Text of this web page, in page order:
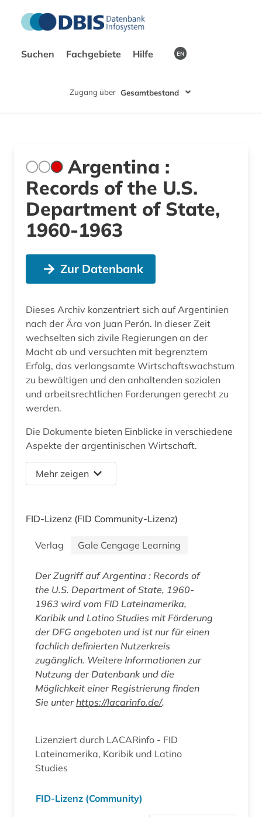
Suchen Fachgebiete Hilfe EN
Zugang über Gesamtbestand
Argentina :
Records of the U.S.
Department of State,
1960-1963
Zur Datenbank
Dieses Archiv konzentriert sich auf Argentinien
nach der Ära von Juan Perón. In dieser Zeit
wechselten sich zivile Regierungen an der
Macht ab und versuchten mit begrenztem
Erfolg, das verlangsamte Wirtschaftswachstum
zu bewältigen und den anhaltenden sozialen
und arbeitsrechtlichen Forderungen gerecht zu
werden.
Die Dokumente bieten Einblicke in verschiedene
Aspekte der argentinischen Wirtschaft.
Mehr zeigen
FID-Lizenz (FID Community-Lizenz)
Verlag Gale Cengage Learning
Der Zugriff aufArgentina : Records of
the U.S. Department of State, 1960-
1963 wird vom FID Lateinamerika,
Karibik und Latino Studies mit Förderung
der DFG angeboten und ist nur für einen
fachlich definierten Nutzerkreis
zugänglich. Weitere Informationen zur
Nutzung der Datenbank und die
Möglichkeit einer Registrierung finden
Sie unterhttps://lacarinfo.de/.
Lizenziert durch LACARinfo - FID
Lateinamerika, Karibik und Latino
Studies
FID-Lizenz (Community)